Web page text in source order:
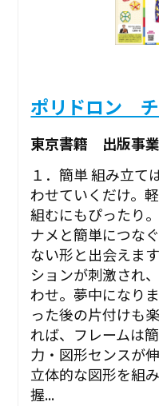
ポリドロン
東京書籍 出版事
１．簡単 組み立て
わせていくだけ。
組むにもぴったり
ナメと簡単につな
ない形と出会えま
ションが刺激され
わせ。夢中になり
った後の片付けも
れば、フレームは
力・図形センスが
立体的な図形を組
握...